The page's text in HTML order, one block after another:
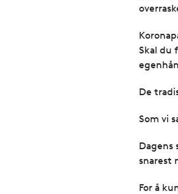
Skal du
De
Som vi
Dagens
snarest
For å